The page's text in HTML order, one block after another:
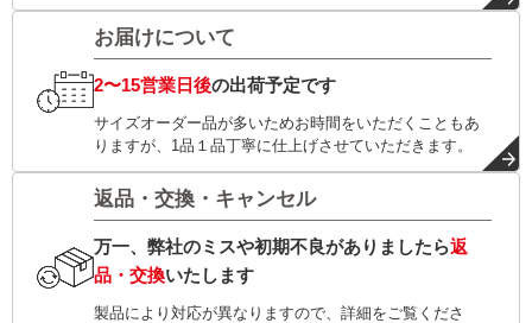
お届けについて
2〜15営業日後の出荷予定です
サイズオーダー品が多いためお時間をいただくこともあ
りますが、1品１品丁寧に仕上げさせていただきます。
返品・交換・キャンセル
万一、弊社のミスや初期不良がありましたら返
品・交換いたします
製品により対応が異なりますので、詳細をご覧くださ